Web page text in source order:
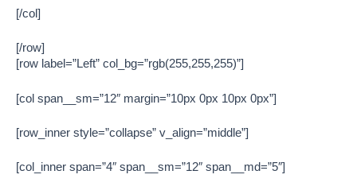
[/col]
[/row]
[row label=”Left” col_bg=”rgb(255,255,255)”]
[col span__sm=”12″ margin=”10px 0px 10px 0px”]
[row_inner style=”collapse” v_align=”middle”]
[col_inner span=”4″ span__sm=”12″ span__md=”5″]